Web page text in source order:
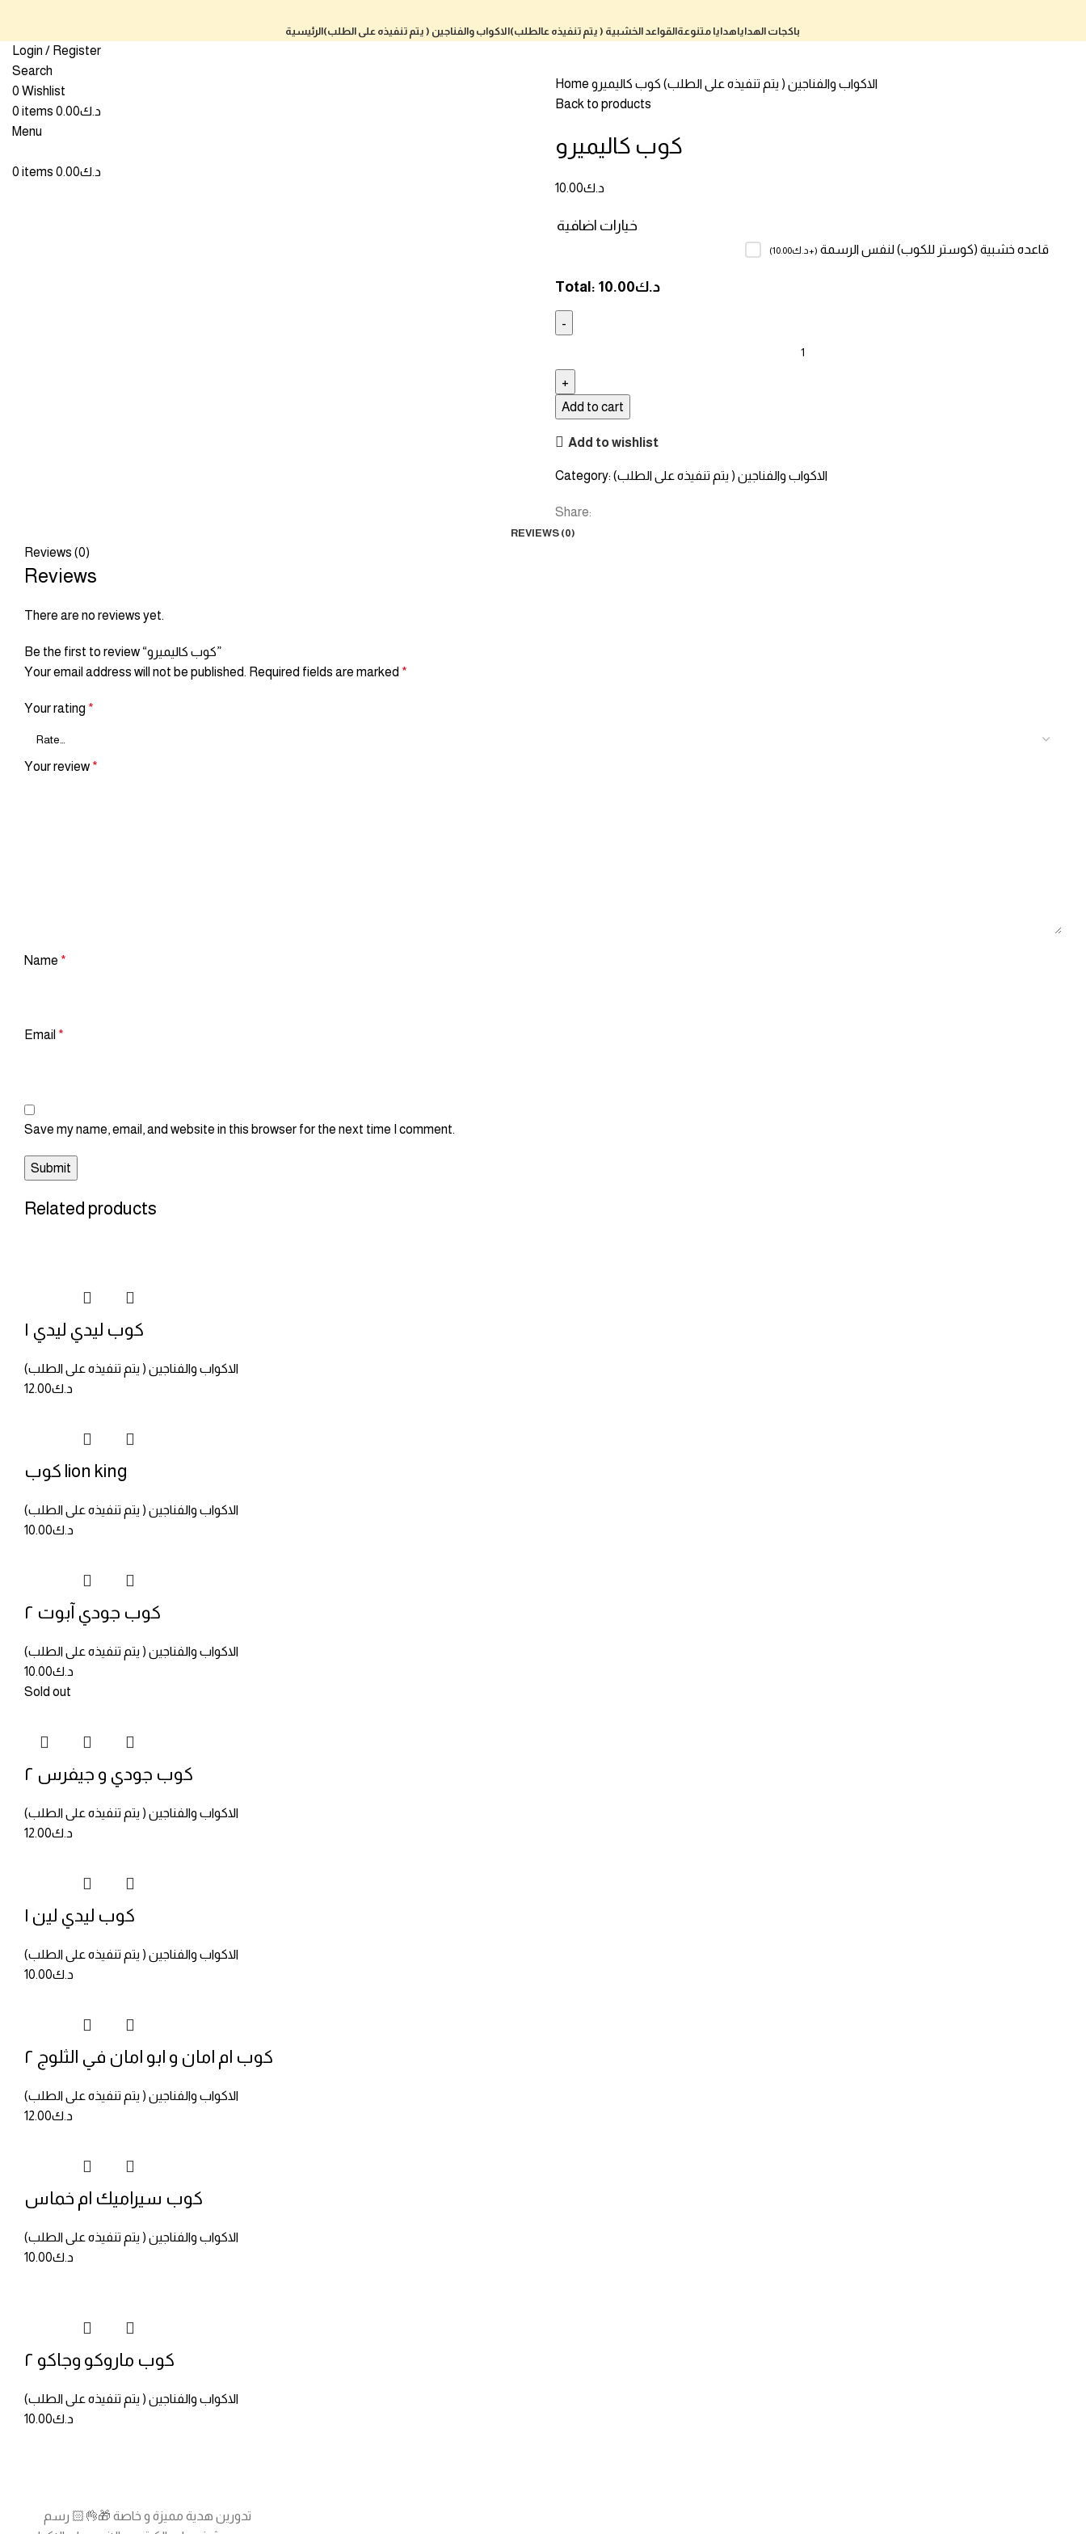
الرئيسيةالاكواب والفناجين ( يتم تنفيذه على الطلب)القواعد الخشبية ( يتم تنفيذه عالطلب)هدايا متنوعة
Login / Register
Search
0 Wishlist
0 items د.ك0.00
Menu
0 items د.ك0.00
Click to enlarge
Home الاكواب والفناجين ( يتم تنفيذه على الطلب) كوب كاليميرو
Back to products
كوب كاليميرو
د.ك10.00
خيارات اضافية
قاعده خشبية (كوستر للكوب) لنفس الرسمة (+د.ك10.00
)
Total: د.ك10.00
Add to cart
Add to wishlist
Category: الاكواب والفناجين ( يتم تنفيذه على الطلب)
Share:
REVIEWS (0)
Reviews (0)
Reviews
There are no reviews yet.
Be the first to review “كوب كاليميرو”
Your email address will not be published. Required fields are marked *
Your rating *
Your review *
Name *
Email *
Save my name, email, and website in this browser for the next time I comment.
Related products
كوب ليدي ليدي ١
الاكواب والفناجين ( يتم تنفيذه على الطلب)
د.ك12.00
كوب lion king
الاكواب والفناجين ( يتم تنفيذه على الطلب)
د.ك10.00
كوب جودي آبوت ٢
الاكواب والفناجين ( يتم تنفيذه على الطلب)
د.ك10.00
Sold out
كوب جودي و جيفرس ٢
الاكواب والفناجين ( يتم تنفيذه على الطلب)
د.ك12.00
كوب ليدي لين ١
الاكواب والفناجين ( يتم تنفيذه على الطلب)
د.ك10.00
كوب ام امان و ابو امان في الثلوج ٢
الاكواب والفناجين ( يتم تنفيذه على الطلب)
د.ك12.00
كوب سيراميك ام خماس
الاكواب والفناجين ( يتم تنفيذه على الطلب)
د.ك10.00
كوب ماروكو وجاكو ٢
الاكواب والفناجين ( يتم تنفيذه على الطلب)
د.ك10.00
تدورين هدية مميزة و خاصة 🎁👌🏻 رسم